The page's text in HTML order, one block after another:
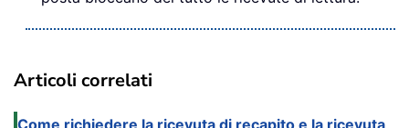
Articoli correlati